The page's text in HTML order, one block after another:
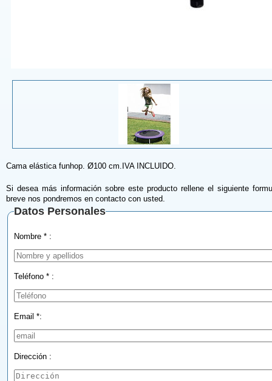
Cama elástica funhop. Ø100 cm.IVA INCLUIDO.
Si desea más información sobre este producto rellene el siguiente
breve nos pondremos en contacto con usted.
Datos Personales
Nombre * :
Teléfono * :
Email *:
Dirección :